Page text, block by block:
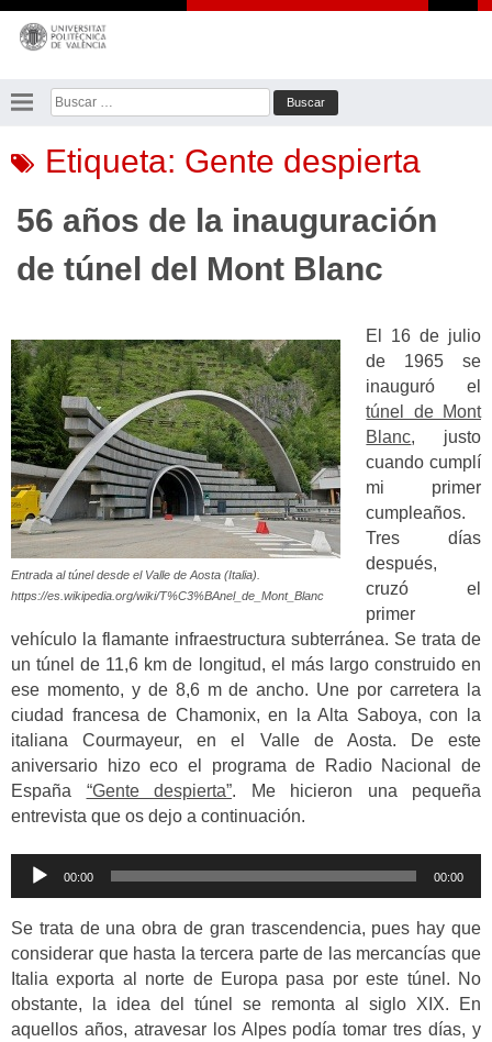
Saltar
contenido
Buscar:
Etiqueta: Gente despierta
56 años de la inauguración
de túnel del Mont Blanc
Entrada al túnel desde el Valle de Aosta (Italia).
https://es.wikipedia.org/wiki/T%C3%BAnel_de_Mont_Blanc
El 16 de julio
de 1965 se
inauguró el
túnel de Mont
Blanc, justo
cuando cumplí
mi primer
cumpleaños.
Tres días
después,
cruzó el
primer
vehículo la flamante infraestructura subterránea. Se trata de
un túnel de 11,6 km de longitud, el más largo construido en
ese momento, y de 8,6 m de ancho. Une por carretera la
ciudad francesa de Chamonix, en la Alta Saboya, con la
italiana Courmayeur, en el Valle de Aosta. De este
aniversario hizo eco el programa de Radio Nacional de
España “Gente despierta”. Me hicieron una pequeña
entrevista que os dejo a continuación.
Reproductor
00:00 00:00
Se trata de una obra de gran trascendencia, pues hay que
considerar que hasta la tercera parte de las mercancías que
Italia exporta al norte de Europa pasa por este túnel. No
obstante, la idea del túnel se remonta al siglo XIX. En
aquellos años, atravesar los Alpes podía tomar tres días, y